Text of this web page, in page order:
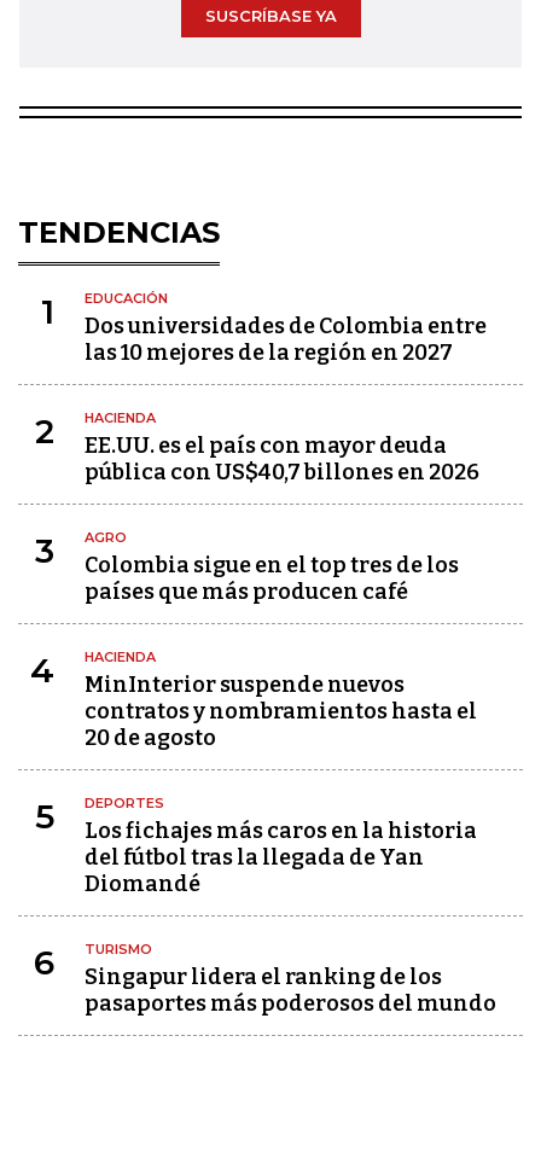
SUSCRÍBASE YA
TENDENCIAS
1 EDUCACIÓN
Dos universidades de Colombia entre
las 10 mejores de la región en 2027
2 HACIENDA
EE.UU. es el país con mayor deuda
pública con US$40,7 billones en 2026
3 AGRO
Colombia sigue en el top tres de los
países que más producen café
4 HACIENDA
MinInterior suspende nuevos
contratos y nombramientos hasta el
20 de agosto
5 DEPORTES
Los fichajes más caros en la historia
del fútbol tras la llegada de Yan
Diomandé
6 TURISMO
Singapur lidera el ranking de los
pasaportes más poderosos del mundo